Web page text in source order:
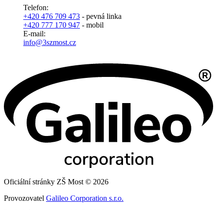
Telefon:
+420 476 709 473 - pevná linka
+420 777 170 947 - mobil
E-mail:
info@3szmost.cz
Oficiální stránky ZŠ Most © 2026
Provozovatel Galileo Corporation s.r.o.